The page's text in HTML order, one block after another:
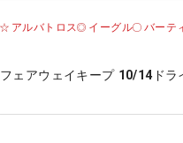
アルバトロス イーグル バーテ
フェアウェイキープ 10/14 ド